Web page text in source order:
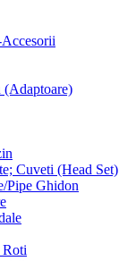
(Adaptoare)
Cuveti (Head Set)
Pipe Ghidon
Roti